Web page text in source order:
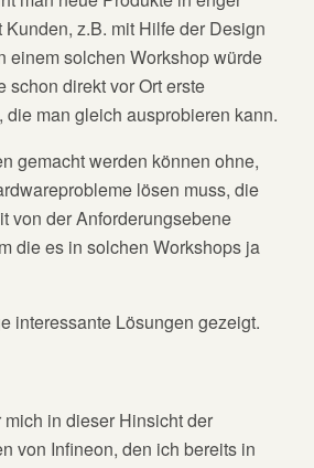
z.B. mit Hilfe der Design
einem solchen Workshop würde
schon direkt vor Ort erste
die man gleich ausprobieren kann.
gemacht werden können ohne,
lösen muss, die
von der Anforderungsebene
die es in solchen Workshops ja
interessante Lösungen gezeigt.
in dieser Hinsicht der
von Infineon, den ich bereits in